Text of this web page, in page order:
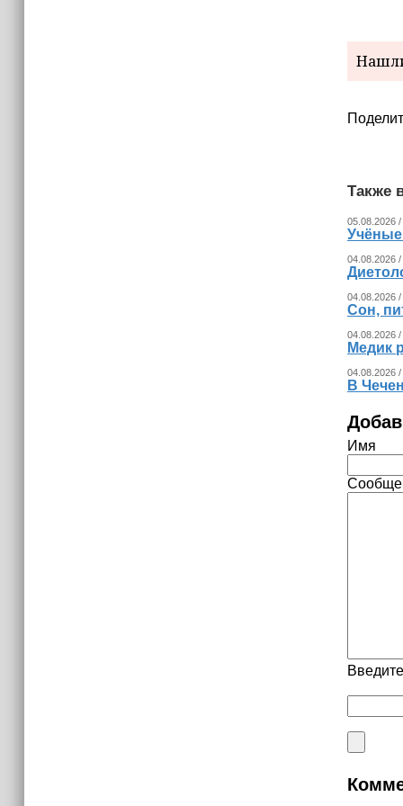
Также
05.08.2026
Учёные
04.08.2026
04.08.2026
Сон,
04.08.2026 /
Медик
04.08.2026
В
Имя